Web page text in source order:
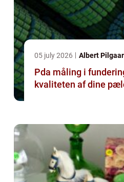
05 july 2026 Albert
Pda måling i
kvaliteten af dine